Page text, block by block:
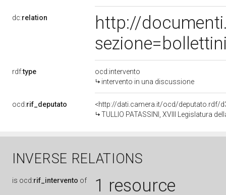
dc:relation
http://
rdf:type
ocd:intervento
intervento in una discussione
ocd:rif_deputato
<http://dati.camera.it/ocd/deputato.rdf/
TULLIO PATASSINI, XVIII Legislatura
INVERSE RELATIONS
is ocd:rif_intervento of 1 resource